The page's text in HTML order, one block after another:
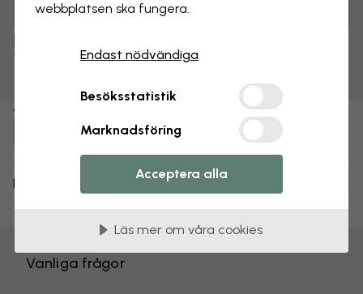
Anpassa och beställ
Matt yta
Artikelnummer:
Leverans och returer
Vanliga frågor
webbplatsen ska fungera.
Endast nödvändiga
Besöksstatistik
Marknadsföring
Acceptera alla
Läs mer om våra cookies